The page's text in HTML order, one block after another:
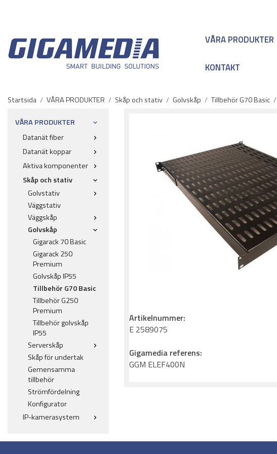
VÅRA PRODUKTER
KONTAKT
Startsida / VÅRA PRODUKTER / Skåp och stativ / Golvskåp / Tillbehör G70 Basic /
VÅRA PRODUKTER
Datanät fiber
Datanät koppar
Aktiva komponenter
Skåp och stativ
Golvstativ
Väggstativ
Väggskåp
Golvskåp
Gigarack 70 Basic
Gigarack 250
Premium
Golvskåp IP55
Tillbehör G70 Basic
Tillbehör G250
Premium
Tillbehör golvskåp
IP55
Serverskåp
Skåp för undertak
Gemensamma
tillbehör
Strömfördelning
Konfigurator
IP-kamerasystem
Artikelnummer:
E 2589075
Gigamedia referens:
GGM ELEF400N